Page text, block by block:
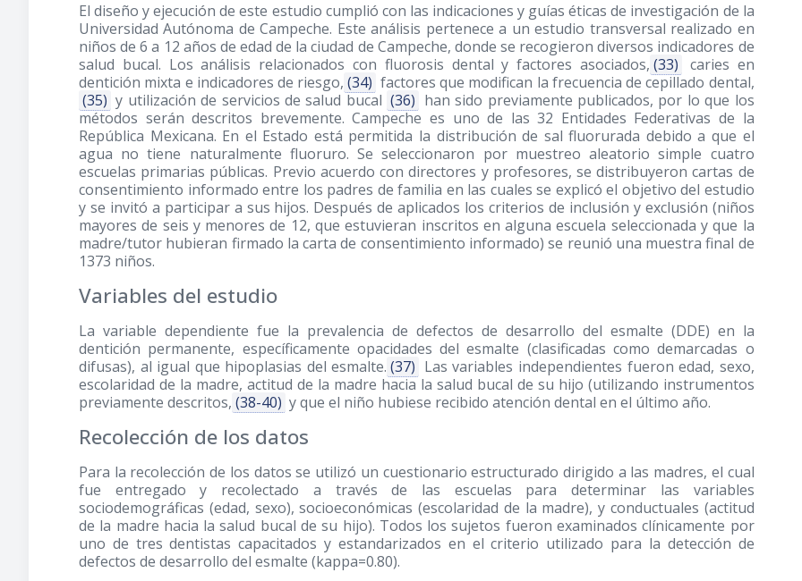
El diseño y ejecución de este estudio cumplió con las indicaciones y guías éticas de investigación de la
Universidad Autónoma de Campeche. Este análisis pertenece a un estudio transversal realizado en
niños de 6 a 12 años de edad de la ciudad de Campeche, donde se recogieron diversos indicadores de
salud bucal. Los análisis relacionados con fluorosis dental y factores asociados, (33)
caries en
dentición mixta e indicadores de riesgo, (34) factores que modifican la frecuencia de cepillado dental,
(35) y utilización de servicios de salud bucal (36) han sido previamente publicados, por lo que los
métodos serán descritos brevemente. Campeche es uno de las 32 Entidades Federativas de la
República Mexicana. En el Estado está permitida la distribución de sal fluorurada debido a que el
agua no tiene naturalmente fluoruro. Se seleccionaron por muestreo aleatorio simple cuatro
escuelas primarias públicas. Previo acuerdo con directores y profesores, se distribuyeron cartas de
consentimiento informado entre los padres de familia en las cuales se explicó el objetivo del estudio
y se invitó a participar a sus hijos. Después de aplicados los criterios de inclusión y exclusión (niños
mayores de seis y menores de 12, que estuvieran inscritos en alguna escuela seleccionada y que la
madre/tutor hubieran firmado la carta de consentimiento informado) se reunió una muestra final de
1373 niños.
Variables del estudio
La variable dependiente fue la prevalencia de defectos de desarrollo del esmalte (DDE) en la
dentición permanente, específicamente opacidades del esmalte (clasificadas como demarcadas o
difusas), al igual que hipoplasias del esmalte. (37) Las variables independientes fueron edad, sexo,
escolaridad de la madre, actitud de la madre hacia la salud bucal de su hijo (utilizando instrumentos
previamente descritos, (38-40) y que el niño hubiese recibido atención dental en el último año.
Recolección de los datos
Para la recolección de los datos se utilizó un cuestionario estructurado dirigido a las madres, el cual
fue entregado y recolectado a través de las escuelas para determinar las variables
sociodemográficas (edad, sexo), socioeconómicas (escolaridad de la madre), y conductuales (actitud
de la madre hacia la salud bucal de su hijo). Todos los sujetos fueron examinados clínicamente por
uno de tres dentistas capacitados y estandarizados en el criterio utilizado para la detección de
defectos de desarrollo del esmalte (kappa=0.80).